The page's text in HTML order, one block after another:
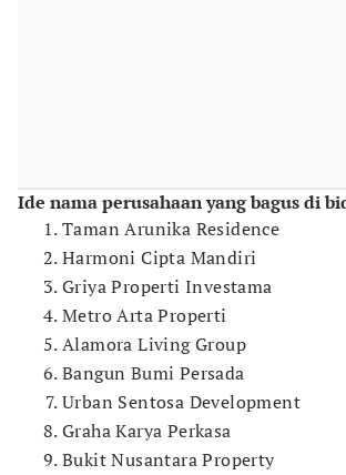
Ide nama perusahaan yang bagus di
Taman Arunika Residence
Harmoni Cipta Mandiri
Griya Properti Investama
Metro Arta Properti
Alamora Living Group
Bangun Bumi Persada
Urban Sentosa Development
Graha Karya Perkasa
Bukit Nusantara Property